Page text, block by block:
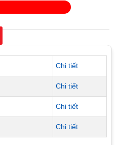
Chi tiết
Chi tiết
Chi tiết
Chi tiết